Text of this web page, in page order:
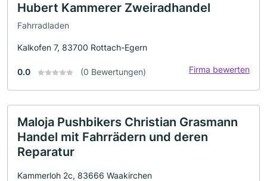
Hubert Kammerer Zweiradhandel
Fahrradladen
Kalkofen 7, 83700 Rottach-Egern
0.0 (0 Bewertungen) Firma bewerten
Maloja Pushbikers Christian Grasmann
Handel mit Fahrrädern und deren
Reparatur
Kammerloh 2c, 83666 Waakirchen